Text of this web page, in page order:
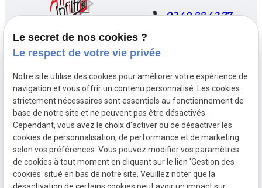
02 49 88 42 77
Adresse
77 Avenue Aristide
Briand
50400 GRANVILLE
Du lundi au
vendredi de
08h00 à 19h00
Mentions
Politique de
Gestion
Plan du
Le secret de nos cookies ?
Le respect de votre vie privée
Notre site utilise des cookies pour améliorer votre expérience de
navigation et vous offrir un contenu personnalisé. Les cookies
strictement nécessaires sont essentiels au fonctionnement de
base de notre site et ne peuvent pas être désactivés.
Cependant, vous avez le choix d'activer ou de désactiver les
cookies de personnalisation, de performance et de marketing
selon vos préférences. Vous pouvez modifier vos paramètres
de cookies à tout moment en cliquant sur le lien 'Gestion des
cookies' situé en bas de notre site. Veuillez noter que la